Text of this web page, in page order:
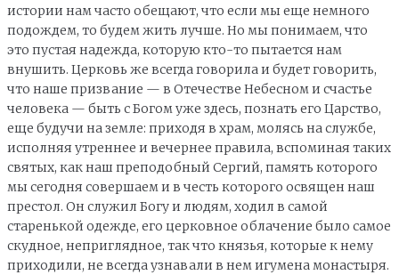
истории нам часто обещают, что если мы еще немного
подождем, то будем жить лучше. Но мы понимаем, что
это пустая надежда, которую кто-то пытается нам
внушить. Церковь же всегда говорила и будет говорить,
что наше призвание — в Отечестве Небесном и счастье
человека — быть с Богом уже здесь, познать его Царство,
еще будучи на земле: приходя в храм, молясь на службе,
исполняя утреннее и вечернее правила, вспоминая таких
святых, как наш преподобный Сергий, память которого
мы сегодня совершаем и в честь которого освящен наш
престол. Он служил Богу и людям, ходил в самой
старенькой одежде, его церковное облачение было самое
скудное, неприглядное, так что князья, которые к нему
приходили, не всегда узнавали в нем игумена монастыря.